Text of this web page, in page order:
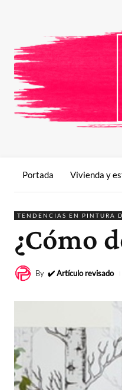
Portada Vivienda y
TENDENCIAS EN PINTURA
¿Cómo
By ✔️ Artículo revisado